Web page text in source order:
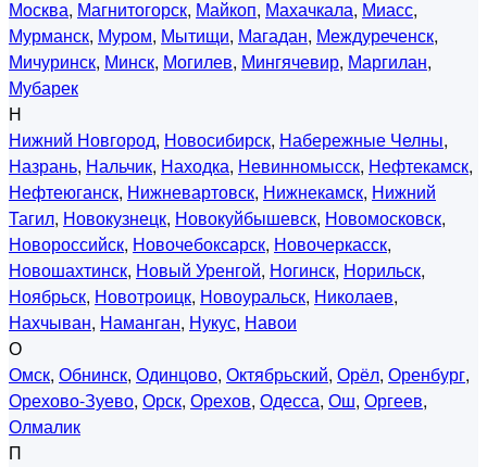
Москва, Магнитогорск, Майкоп, Махачкала, Миасс,
Мурманск, Муром, Мытищи, Магадан, Междуреченск,
Мичуринск, Минск, Могилев, Мингячевир, Маргилан,
Мубарек
Н
Нижний Новгород, Новосибирск, Набережные Челны,
Назрань, Нальчик, Находка, Невинномысск, Нефтекамск,
Нефтеюганск, Нижневартовск, Нижнекамск, Нижний
Тагил, Новокузнецк, Новокуйбышевск, Новомосковск,
Новороссийск, Новочебоксарск, Новочеркасск,
Новошахтинск, Новый Уренгой, Ногинск, Норильск,
Ноябрьск, Новотроицк, Новоуральск, Николаев,
Нахчыван, Наманган, Нукус, Навои
О
Омск, Обнинск, Одинцово, Октябрьский, Орёл, Оренбург,
Орехово-Зуево, Орск, Орехов, Одесса, Ош, Оргеев,
Олмалик
П